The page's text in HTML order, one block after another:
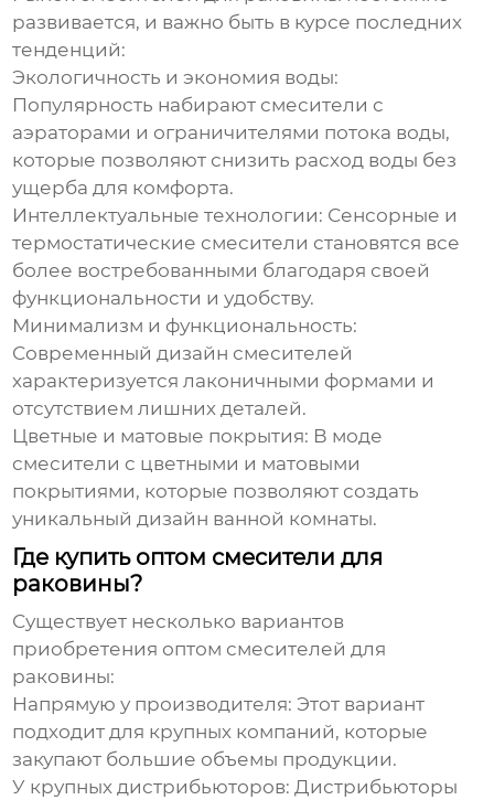
развивается, и важно быть в курсе последних
тенденций:
Экологичность и экономия воды:
Популярность набирают смесители с
аэраторами и ограничителями потока воды,
которые позволяют снизить расход воды без
ущерба для комфорта.
Интеллектуальные технологии: Сенсорные и
термостатические смесители становятся все
более востребованными благодаря своей
функциональности и удобству.
Минимализм и функциональность:
Современный дизайн смесителей
характеризуется лаконичными формами и
отсутствием лишних деталей.
Цветные и матовые покрытия: В моде
смесители с цветными и матовыми
покрытиями, которые позволяют создать
уникальный дизайн ванной комнаты.
Где купить оптом смесители для
раковины?
Существует несколько вариантов
приобретения оптом смесителей для
раковины:
Напрямую у производителя: Этот вариант
подходит для крупных компаний, которые
закупают большие объемы продукции.
У крупных дистрибьюторов: Дистрибьюторы